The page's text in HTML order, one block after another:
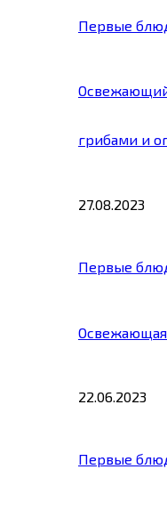
Первые
Освежающий
грибами и
27.08.2023
Первые
Освежающая
22.06.2023
Первые